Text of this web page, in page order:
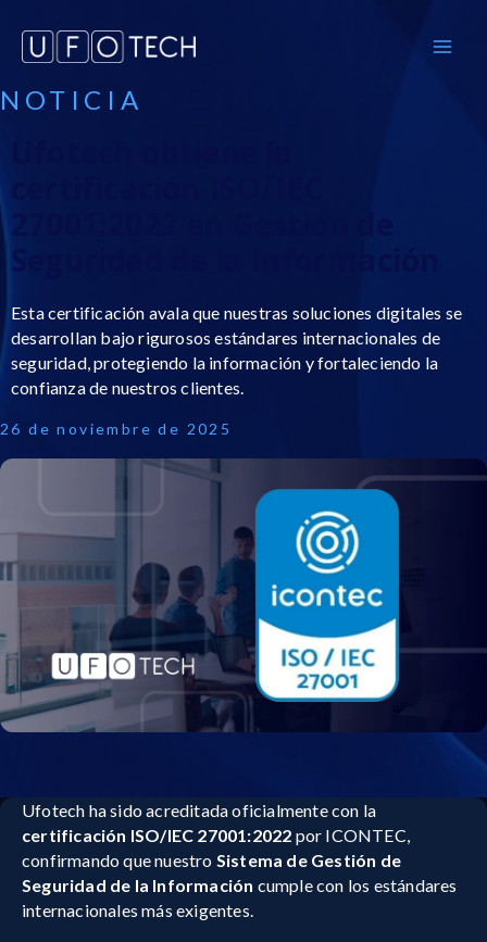
contenido
NOTICIA
Seguridad de la Información
Esta certificación avala que nuestras soluciones digitales se
desarrollan bajo rigurosos estándares internacionales de
seguridad, protegiendo la información y fortaleciendo la
confianza de nuestros clientes.
26 de noviembre de 2025
Ufotech ha sido acreditada oficialmente con la
certificación ISO/IEC 27001:2022 por ICONTEC,
confirmando que nuestro Sistema de Gestión de
Seguridad de la Información cumple con los estándares
internacionales más exigentes.